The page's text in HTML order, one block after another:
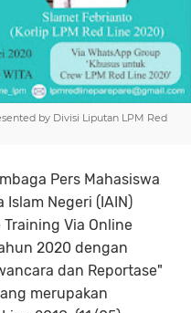
by Divisi Liputan LPM Red
Pers Mahasiswa
Islam Negeri (IAIN)
Via Online
2020 dengan
dan Reportase"
merupakan